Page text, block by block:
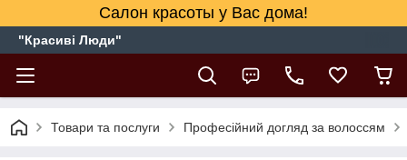
Салон красоты у Вас дома!
"Красиві Люди"
Товари та послуги Професійний догляд за волоссям